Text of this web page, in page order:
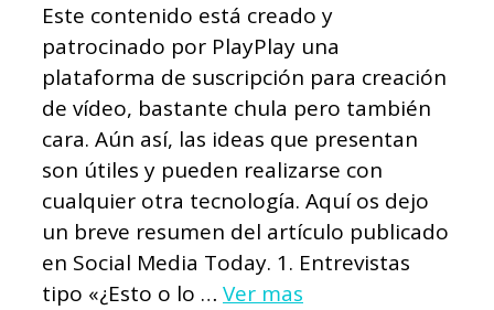
Este contenido está creado y
patrocinado por PlayPlay una
plataforma de suscripción para creación
de vídeo, bastante chula pero también
cara. Aún así, las ideas que presentan
son útiles y pueden realizarse con
cualquier otra tecnología. Aquí os dejo
un breve resumen del artículo publicado
en Social Media Today. 1. Entrevistas
tipo «¿Esto o lo … Ver mas